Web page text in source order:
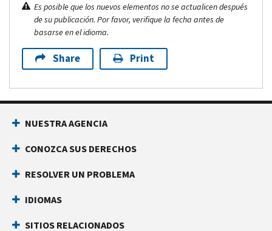
Es posible que los nuevos elementos no se actualicen después
de su publicación. Por favor, verifique la fecha antes de
basarse en el idioma.
Share Print
NUESTRA AGENCIA
CONOZCA SUS DERECHOS
RESOLVER UN PROBLEMA
IDIOMAS
SITIOS RELACIONADOS